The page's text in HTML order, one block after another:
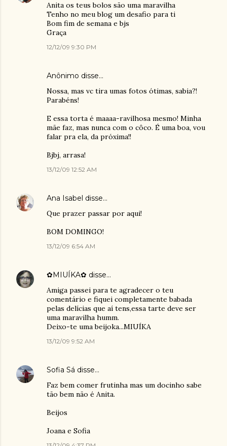
Anita os teus bolos são uma maravilha
Tenho no meu blog um desafio para ti
Bom fim de semana e bjs
Graça
12/12/09 9:30 PM
Anônimo disse…
Nossa, mas vc tira umas fotos ótimas, sabia?!
Parabéns!
E essa torta é maaaa-ravilhosa mesmo! Minha
mãe faz, mas nunca com o côco. É uma boa, vou
falar pra ela, da próxima!!
Bjbj, arrasa!
13/12/09 12:52 AM
Ana Isabel disse…
Que prazer passar por aqui!
BOM DOMINGO!
13/12/09 6:54 AM
✿MIUÍKA✿ disse…
Amiga passei para te agradecer o teu
comentário e fiquei completamente babada
pelas delícias que aí tens,essa tarte deve ser
uma maravilha humm.
Deixo-te uma beijoka...MIUÍKA
13/12/09 9:52 AM
Sofia Sá disse…
Faz bem comer frutinha mas um docinho sabe
tão bem não é Anita.
Beijos
Joana e Sofia